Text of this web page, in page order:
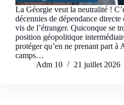
La Géorgie veut la neutralité !
décennies de dépendance
vis de l’étranger. Quiconque se
position géopolitique
protéger qu’en ne prenant part à
camps…
Adm 10
21 juillet 2026